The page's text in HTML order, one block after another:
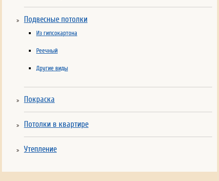
Подвесные потолки
Из гипсокартона
Реечный
Другие виды
Покраска
Потолки в квартире
Утепление